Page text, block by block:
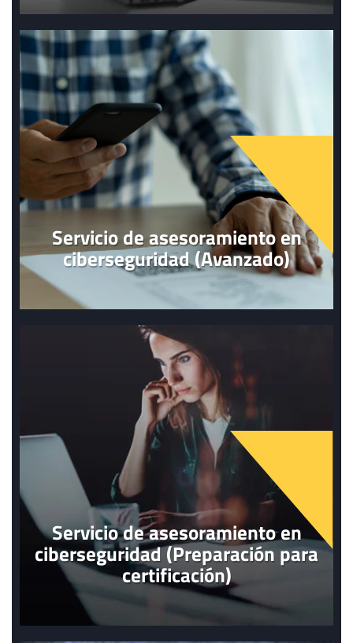
Servicio de asesoramiento en
ciberseguridad (Avanzado)
Servicio de asesoramiento en
ciberseguridad (Preparación para
certificación)